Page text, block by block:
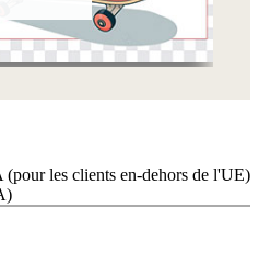
Login
PANIER D'ACHATS
0ARTICLE
(pour les clients en-dehors de l'UE)